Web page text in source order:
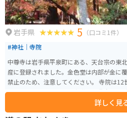
岩手県 5 （口コミ1件）
#神社｜寺院
中尊寺は岩手県平泉町にある、天台宗の東
産に登録されました。金色堂は内部が金に
禁止のため、注意してください。 寺院は12世紀初頭、奥州藤原氏の初代清衡
公によって建立され、多宝塔や二階大堂な
その目的は、前九年役・後三年役という長
め、仏国土を建築することでした。 14世紀に堂塔の多くは焼失しましたが、
詳しく見